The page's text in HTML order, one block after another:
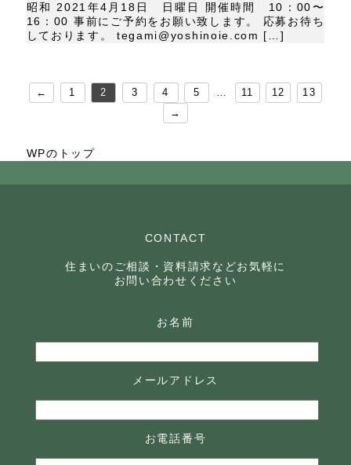
昭和 2021年4月18日 日曜日 開催時間 10：00〜
16：00 事前にご予約をお願い致します。 応募お待ち
しております。 tegami@yoshinoie.com […]
← 1 2 3 4 5 … 11 12
13
→
WPのトップ
CONTACT
住まいのご相談・資料請求などお気軽に
お問い合わせください
お名前
メールアドレス
お電話番号